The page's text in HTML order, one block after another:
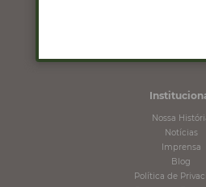
Nossa
Notícias
Imprensa
Blog
Política de